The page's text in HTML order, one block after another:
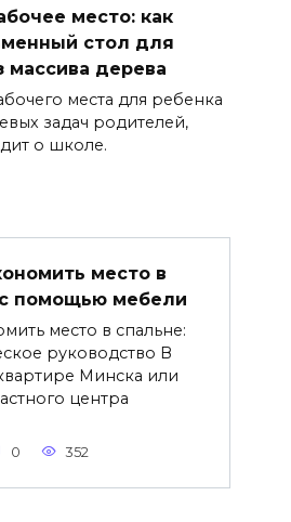
место: как
стол для
массива дерева
места для ребенка
задач родителей,
о школе.
место в
помощью мебели
место в спальне:
руководство В
Минска или
центра
0 352